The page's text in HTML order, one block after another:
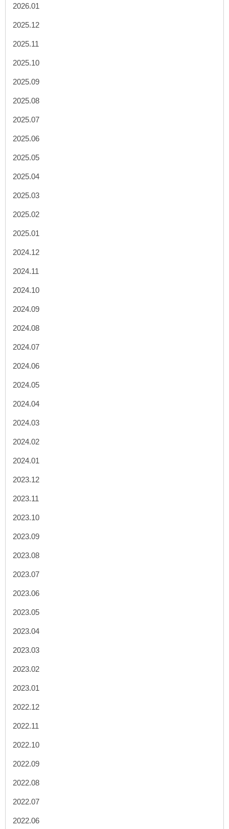
2026.01
2025.12
2025.11
2025.10
2025.09
2025.08
2025.07
2025.06
2025.05
2025.04
2025.03
2025.02
2025.01
2024.12
2024.11
2024.10
2024.09
2024.08
2024.07
2024.06
2024.05
2024.04
2024.03
2024.02
2024.01
2023.12
2023.11
2023.10
2023.09
2023.08
2023.07
2023.06
2023.05
2023.04
2023.03
2023.02
2023.01
2022.12
2022.11
2022.10
2022.09
2022.08
2022.07
2022.06